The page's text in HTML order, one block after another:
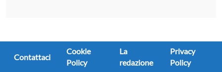
Contattaci
Cookie
Policy
La
redazione
Privacy
Policy